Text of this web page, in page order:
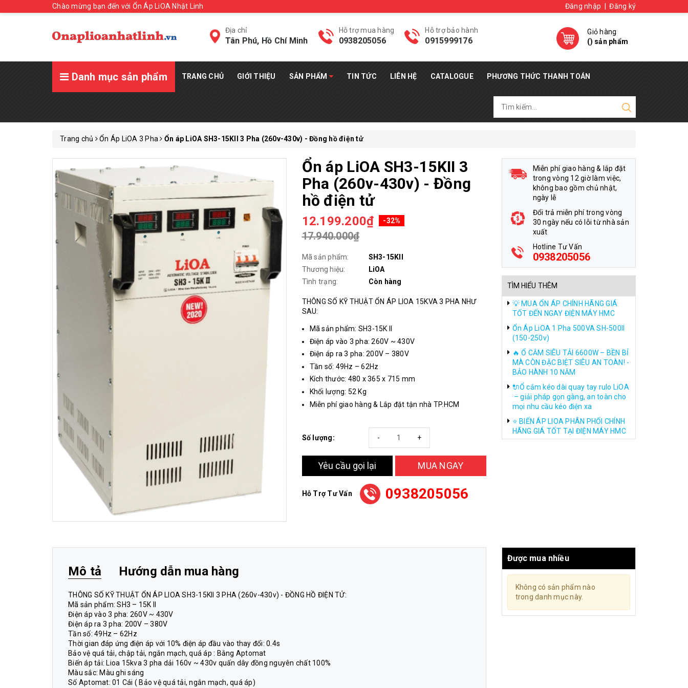
Chào mừng bạn đến với Ổn Áp LiOA Nhật Linh Đăng nhập Đăng ký
Địa chỉ
Tân Phú, Hồ Chí Minh
Hỗ trợ mua hàng
0938205056
Hỗ trợ bảo hành
0915999176
Giỏ hàng
() sản phẩm
Danh mục sản phẩm TRANG CHỦ GIỚI THIỆU SẢN PHẨM TIN TỨC LIÊN HỆ CATALOGUE PHƯƠNG THỨC THANH TOÁN
Trang chủ Ổn Áp LiOA 3 Pha Ổn áp LiOA SH3-15KII 3 Pha (260v-430v) - Đồng hồ điện tử
Ổn áp LiOA SH3-15KII 3
Pha (260v-430v) - Đồng
hồ điện tử
12.199.200₫ -32%
17.940.000₫
Mã sản phẩm:
SH3-15KII
Thương hiệu:
LiOA
Tình trạng:
Còn hàng
THÔNG SỐ KỸ THUẬT ỔN ÁP LIOA 15KVA 3 PHA NHƯ
SAU:
Mã sản phẩm: SH3-15K II
Điện áp vào 3 pha: 260V ~ 430V
Điện áp ra 3 pha: 200V – 380V
Tần số: 49Hz – 62Hz
Kích thước: 480 x 365 x 715 mm
Khối lượng: 52 Kg
Miễn phí giao hàng & Lắp đặt tận nhà TP.HCM
Số lượng: +
-
Yêu cầu gọi lại MUA NGAY
Hỗ Trợ Tư Vấn 0938205056
Miễn phí giao hàng & lắp đặt
trong vòng 12 giờ làm việc,
không bao gồm chủ nhật,
ngày lễ
Đổi trả miễn phí trong vòng
30 ngày nếu có lỗi từ nhà sản
xuất
Hotline Tư Vấn
0938205056
TÌM HIỂU THÊM
💡 MUA ỔN ÁP CHÍNH HÃNG GIÁ
TỐT ĐẾN NGAY ĐIỆN MÁY HMC
Ổn Áp LiOA 1 Pha 500VA SH-500II
(150-250v)
🔥 Ổ CẮM SIÊU TẢI 6600W – BỀN BỈ
MÀ CÒN ĐẶC BIỆT SIÊU AN TOÀN! -
BẢO HÀNH 10 NĂM
🔌Ổ cắm kéo dài quay tay rulo LiOA
– giải pháp gọn gàng, an toàn cho
mọi nhu cầu kéo điện xa
⭐ BIẾN ÁP LIOA PHÂN PHỐI CHÍNH
HÃNG GIÁ TỐT TẠI ĐIỆN MÁY HMC
Mô tả Hướng dẫn mua hàng
THÔNG SỐ KỸ THUẬT ỔN ÁP LIOA SH3-15KII 3 PHA (260v-430v) - ĐỒNG HỒ ĐIỆN TỬ:
Mã sản phẩm: SH3 – 15K II
Điện áp vào 3 pha: 260V ~ 430V
Điện áp ra 3 pha: 200V – 380V
Tần số: 49Hz – 62Hz
Thời gian đáp ứng điện áp với 10% điện áp đầu vào thay đổi: 0.4s
Bảo vệ quá tải, chập tải, ngắn mạch, quá áp : Bằng Aptomat
Biến áp tải: Lioa 15kva 3 pha dải 160v ~ 430v quấn dây đồng nguyên chất 100%
Màu sắc: Màu ghi sáng
Số Aptomat: 01 Cái ( Bảo vệ quá tải, ngắn mạch, quá áp)
Được mua nhiều
Không có sản phẩm nào
trong danh mục này.